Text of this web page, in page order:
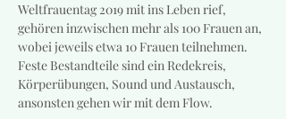
Weltfrauentag 2019 mit ins Leben rief,
gehören inzwischen mehr als 100 Frauen an,
wobei jeweils etwa 10 Frauen teilnehmen.
Feste Bestandteile sind ein Redekreis,
Körperübungen, Sound und Austausch,
ansonsten gehen wir mit dem Flow.